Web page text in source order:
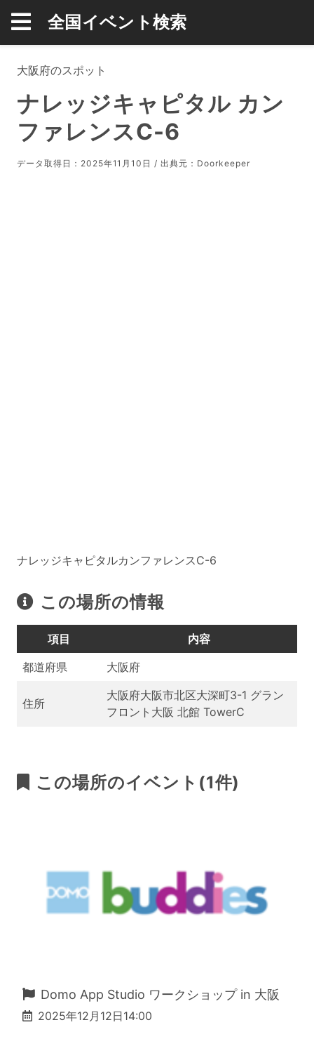
全国イベント検索
大阪府のスポット
ナレッジキャピタル カン
ファレンスC-6
データ取得日：2025年11月10日 / 出典元： Doorkeeper
ナレッジキャピタルカンファレンスC-6
この場所の情報
項目
内容
都道府県
大阪府
住所
大阪府大阪市北区大深町3-1 グラン
フロント大阪 北館 TowerC
この場所のイベント(1件)
Domo App Studio ワークショップ in 大阪
2025年12月12日14:00